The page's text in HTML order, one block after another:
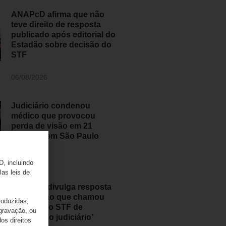
ANAPcD afirma que não
teve direito de resposta
publicado após editorial do
Estadão sobre decisão do
STF
Judiciário condenou
médico que provocou
perda de visão em 21
pessoas em São Paulo
05/08/2026
ANAPcD divulga resposta
ao Estadão que chamou
decisão do STF de
‘populismo judiciário’
incluindo
leis de
ou
direitos